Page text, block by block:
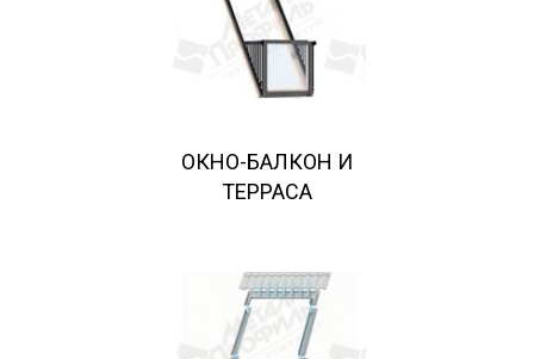
ОКНО-БАЛКОН И
ТЕРРАСА